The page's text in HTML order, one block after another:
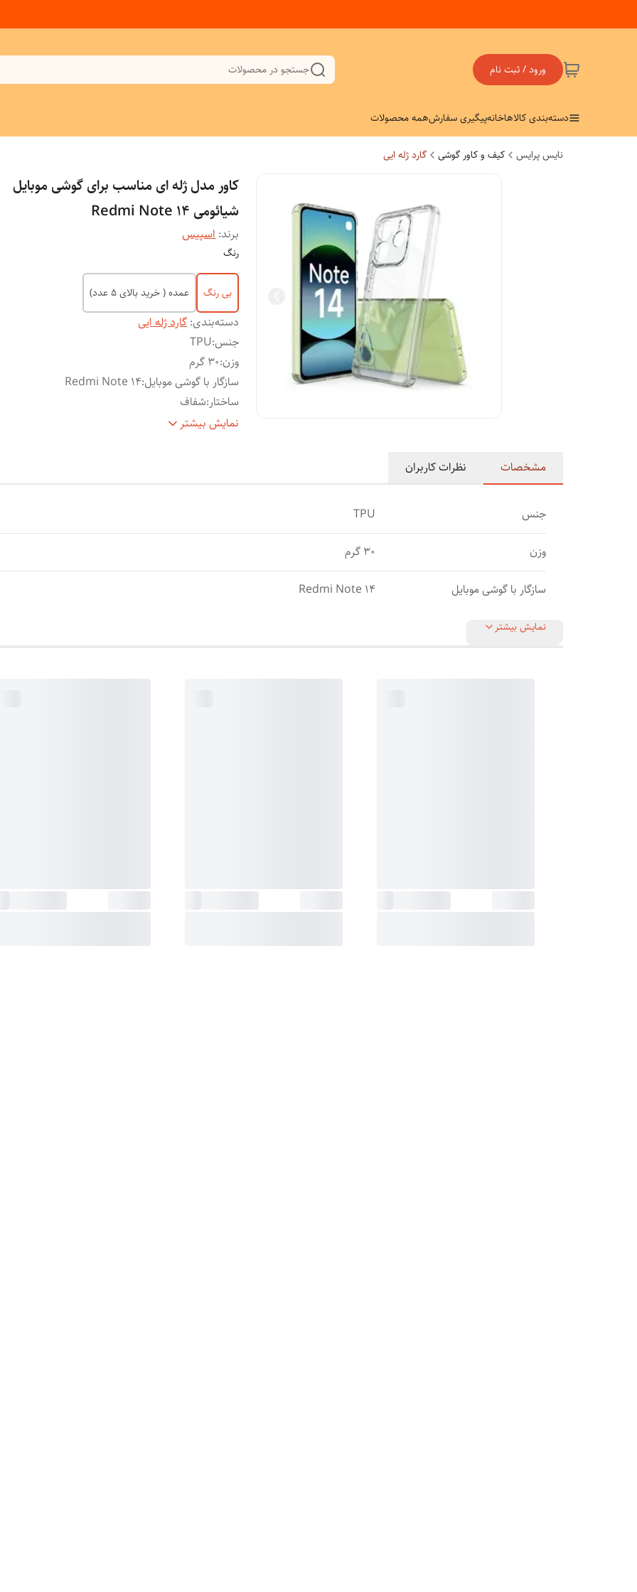
ورود / ثبت نام جستجو در محصولات
دسته‌بندی کالاهاخانهپیگیری سفارشهمه محصولات
نایس پرایس کیف و کاور گوشی گارد ژله ایی
کاور مدل ژله ای مناسب برای گوشی موبایل
شیائومی Redmi Note 14
برند:اسپیس
رنگ
بی رنگ عمده ( خرید بالای 5 عدد)
دسته‌بندی:گارد ژله ایی
جنس:
TPU
وزن:30 گرم
سازگار با گوشی موبایل:
Redmi Note 14
ساختار:شفاف
سطح
قاب پشتی , لبه بالایی , لبه پایینی , لبه چپ ,نمایش بیشتر
مشخصات نظرات کاربران
جنس TPU
وزن 30 گرم
سازگار با گوشی موبایل Redmi Note 14
نمایش بیشتر